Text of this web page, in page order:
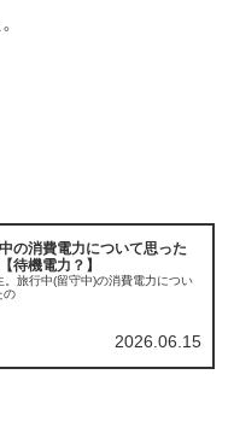
の消費電力について思った
待機電力？】
。旅行中(留守中)の消費電力につい
の
2026.06.15